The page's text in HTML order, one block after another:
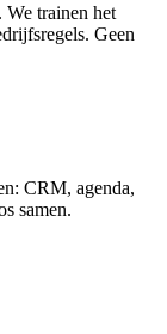
trainen het
Geen
CRM, agenda,
samen.